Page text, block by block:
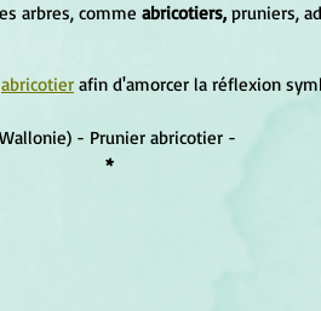
arbres, comme abricotiers, pruniers,
abricotier afin d'amorcer la réflexion
- Prunier abricotier -
*